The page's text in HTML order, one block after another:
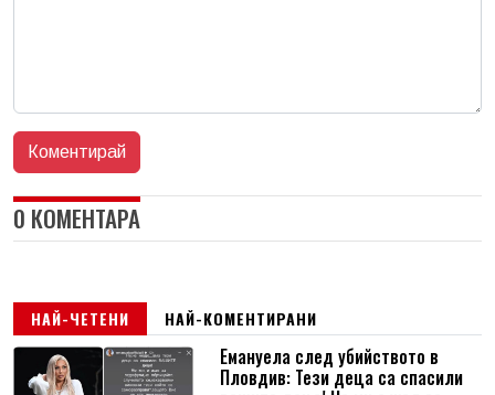
0 КОМЕНТАРА
НАЙ-ЧЕТЕНИ НАЙ-КОМЕНТИРАНИ
Емануела след убийството в
Пловдив: Тези деца са спасили